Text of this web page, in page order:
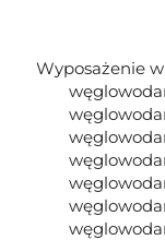
Wyposażenie